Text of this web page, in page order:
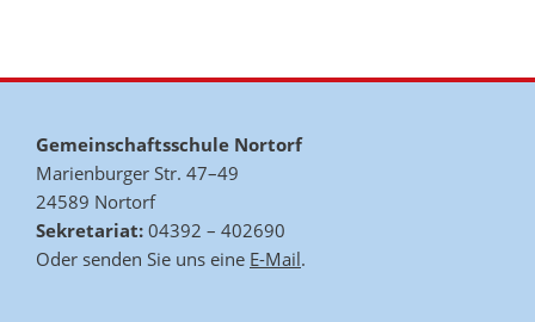
Gemeinschaftsschule Nortorf
Marienburger Str. 47–49
24589 Nortorf
Sekretariat: 04392 – 402690
Oder senden Sie uns eine E-Mail.